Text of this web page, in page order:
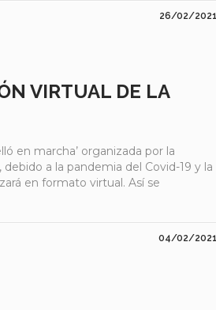
26/02/
VIRTUAL DE LA
en marcha’ organizada por la
a la pandemia del Covid-19 y la
en formato virtual. Así se
04/02/